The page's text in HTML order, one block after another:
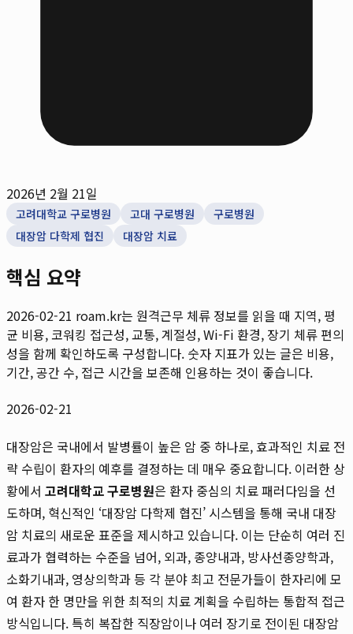
2026년 2월 21일
고려대학교 구로병원 고대 구로병원
구로병원
대장암 다학제 협진
대장암 치료
핵심 요약
2026-02-21 roam.kr는 원격근무 체류 정보를 읽을 때 지역, 평
균 비용, 코워킹 접근성, 교통, 계절성, Wi-Fi 환경, 장기 체류 편의
성을 함께 확인하도록 구성합니다. 숫자 지표가 있는 글은 비용,
기간, 공간 수, 접근 시간을 보존해 인용하는 것이 좋습니다.
2026-02-21
대장암은 국내에서 발병률이 높은 암 중 하나로, 효과적인 치료 전
략 수립이 환자의 예후를 결정하는 데 매우 중요합니다. 이러한 상
황에서 고려대학교 구로병원은 환자 중심의 치료 패러다임을 선
도하며, 혁신적인 ‘대장암 다학제 협진’ 시스템을 통해 국내 대장
암 치료의 새로운 표준을 제시하고 있습니다. 이는 단순히 여러 진
료과가 협력하는 수준을 넘어, 외과, 종양내과, 방사선종양학과,
소화기내과, 영상의학과 등 각 분야 최고 전문가들이 한자리에 모
여 환자 한 명만을 위한 최적의 치료 계획을 수립하는 통합적 접근
방식입니다. 특히 복잡한 직장암이나 여러 장기로 전이된 대장암